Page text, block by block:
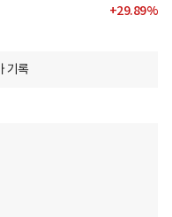
+29.89%
기록